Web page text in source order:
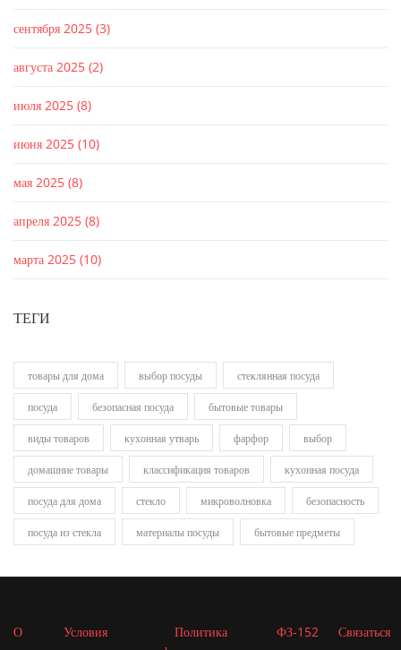
сентября 2025 (3)
августа 2025 (2)
июля 2025 (8)
июня 2025 (10)
мая 2025 (8)
апреля 2025 (8)
марта 2025 (10)
ТЕГИ
товары для дома выбор посуды стеклянная посуда
посуда безопасная посуда бытовые товары
виды товаров кухонная утварь фарфор выбор
домашние товары классификация товаров кухонная посуда
посуда для дома стекло микроволновка безопасность
посуда из стекла материалы посуды бытовые предметы
О
Условия
Политика
ФЗ-152
Связаться